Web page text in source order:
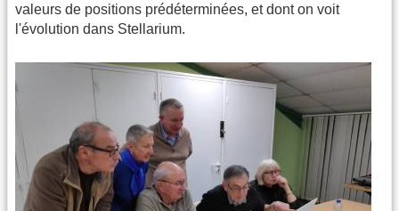
valeurs de positions prédéterminées, et dont on voit
l'évolution dans Stellarium.